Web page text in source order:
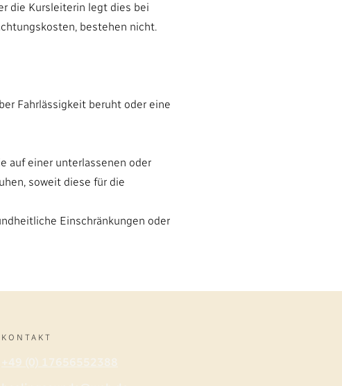
die Kursleiterin legt dies bei
bestehen nicht.
Fahrlässigkeit beruht oder eine
auf einer unterlassenen oder
soweit diese für die
Einschränkungen oder
KONTAKT
+49 (0) 17656552388